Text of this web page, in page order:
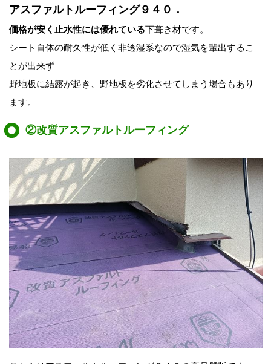
アスファルトルーフィング９４０．
価格が安く止水性には優れている下葺き材です。
シート自体の耐久性が低く非透湿系なので湿気を輩出するこ
とが出来ず
野地板に結露が起き、野地板を劣化させてしまう場合もあり
ます。
②改質アスファルトルーフィング